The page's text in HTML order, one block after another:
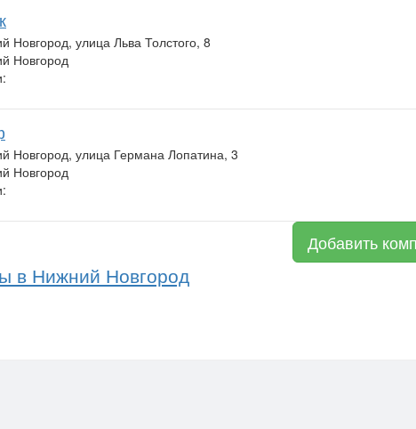
Новгород, улица Льва Толстого, 8
Новгород
Новгород, улица Германа Лопатина, 3
Новгород
Добавить
в Нижний Новгород